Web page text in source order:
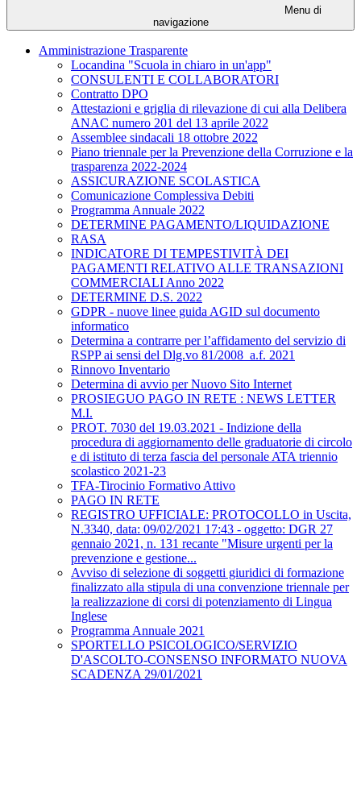
Menu di
navigazione
Amministrazione Trasparente
Locandina "Scuola in chiaro in un'app"
CONSULENTI E COLLABORATORI
Contratto DPO
Attestazioni e griglia di rilevazione di cui alla Delibera
ANAC numero 201 del 13 aprile 2022
Assemblee sindacali 18 ottobre 2022
Piano triennale per la Prevenzione della Corruzione e la
trasparenza 2022-2024
ASSICURAZIONE SCOLASTICA
Comunicazione Complessiva Debiti
Programma Annuale 2022
DETERMINE PAGAMENTO/LIQUIDAZIONE
RASA
INDICATORE DI TEMPESTIVITÀ DEI
PAGAMENTI RELATIVO ALLE TRANSAZIONI
COMMERCIALI Anno 2022
DETERMINE D.S. 2022
GDPR - nuove linee guida AGID sul documento
informatico
Determina a contrarre per l’affidamento del servizio di
RSPP ai sensi del Dlg.vo 81/2008_a.f. 2021
Rinnovo Inventario
Determina di avvio per Nuovo Sito Internet
PROSIEGUO PAGO IN RETE : NEWS LETTER
M.I.
PROT. 7030 del 19.03.2021 - Indizione della
procedura di aggiornamento delle graduatorie di circolo
e di istituto di terza fascia del personale ATA triennio
scolastico 2021-23
TFA-Tirocinio Formativo Attivo
PAGO IN RETE
REGISTRO UFFICIALE: PROTOCOLLO in Uscita,
N.3340, data: 09/02/2021 17:43 - oggetto: DGR 27
gennaio 2021, n. 131 recante "Misure urgenti per la
prevenzione e gestione...
Avviso di selezione di soggetti giuridici di formazione
finalizzato alla stipula di una convenzione triennale per
la realizzazione di corsi di potenziamento di Lingua
Inglese
Programma Annuale 2021
SPORTELLO PSICOLOGICO/SERVIZIO
D'ASCOLTO-CONSENSO INFORMATO NUOVA
SCADENZA 29/01/2021